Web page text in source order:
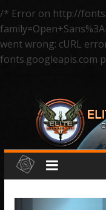
/* Error on http://
went wrong: cURL
fonts.googleapis.com